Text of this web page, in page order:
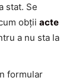
stat. Se
obții acte
a nu sta la
formular